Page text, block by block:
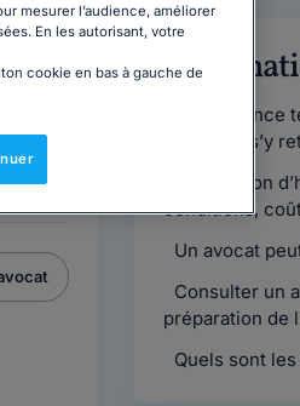
un
Compétence
comment s’y
Convention
conditions,
Un avocat
Consulter un
préparation de
Quels sont
mesurer l’audience, améliorer
En les autorisant, votre
cookie en bas à gauche de